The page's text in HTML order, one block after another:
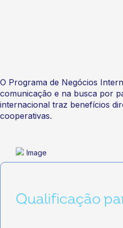
O Programa de Negócios
comunicação e na busca por
internacional traz benefícios
cooperativas.
Qualificação